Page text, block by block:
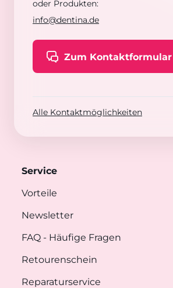
oder Produkten:
info@dentina.de
Zum Kontaktformular
Alle Kontaktmöglichkeiten
Service
Vorteile
Newsletter
FAQ - Häufige Fragen
Retourenschein
Reparaturservice